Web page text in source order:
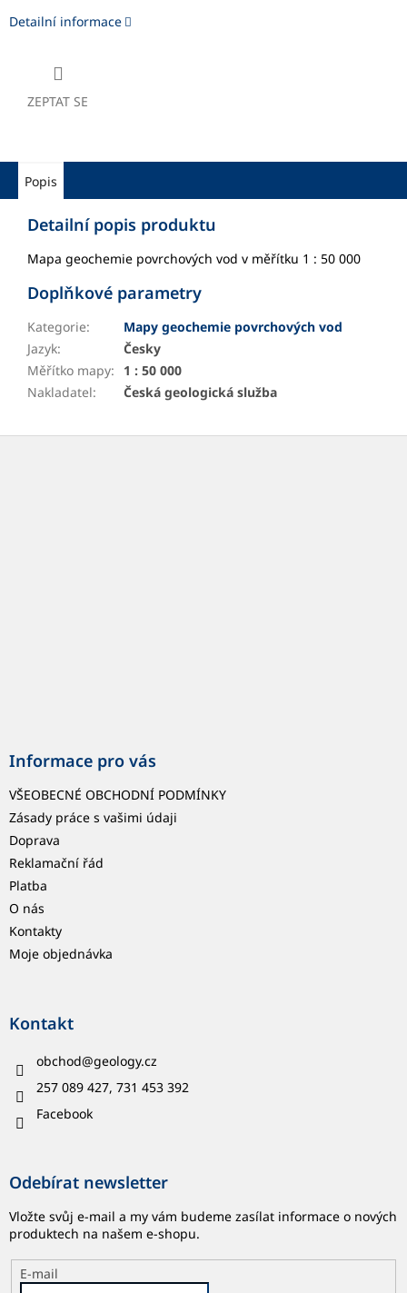
Detailní informace
ZEPTAT SE
Popis
Detailní popis produktu
Mapa geochemie povrchových vod v měřítku 1 : 50 000
Doplňkové parametry
Kategorie:
Mapy geochemie povrchových vod
Jazyk:
Česky
Měřítko mapy:
1 : 50 000
Nakladatel: Česká geologická služba
Z
Informace pro vás
VŠEOBECNÉ OBCHODNÍ PODMÍNKY
Zásady práce s vašimi údaji
Doprava
Reklamační řád
Platba
O nás
Kontakty
Moje objednávka
Kontakt
obchod@geology.cz
257 089 427, 731 453 392
Facebook
Odebírat newsletter
Vložte svůj e-mail a my vám budeme zasílat informace o nových
produktech na našem e-shopu.
E-mail